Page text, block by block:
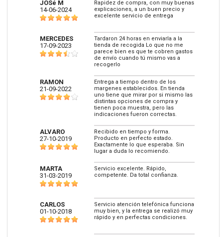
JOSé M
14-06-2024
Rapidez de compra, con muy buenas
explicaciones, a un buen precio y
excelente servicio de entrega
MERCEDES
17-09-2023
Tardaron 24 horas en enviarla a la
tienda de recogida Lo que no me
parece bien es que te cobren gastos
de envío cuando tú mismo vas a
recogerlo
RAMON
21-09-2022
Entrega a tiempo dentro de los
margenes establecidos. En tienda
uno tiene que mirar por si mismo las
distintas opciones de compra y
tienen poca muestra, pero las
indicaciones fueron correctas.
ALVARO
27-10-2019
Recibido en tiempo y forma.
Producto en perfecto estado.
Exactamente lo que esperaba. Sin
lugar a duda lo recomiendo.
MARTA
31-03-2019
Servicio excelente. Rápido,
competente. Da total confianza.
CARLOS
01-10-2018
Servicio atención telefónica funciona
muy bien, y la entrega se realizó muy
rápido y en perfectas condiciones.